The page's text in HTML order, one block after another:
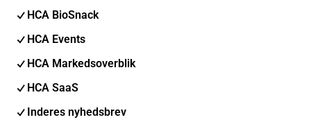
HCA BioSnack
HCA Events
HCA Markedsoverblik
HCA SaaS
Inderes nyhedsbrev